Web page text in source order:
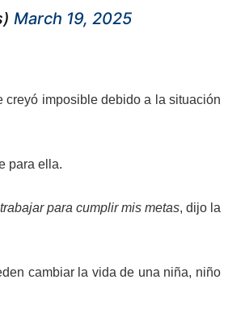
March 19, 2025
creyó imposible debido a la situación
para ella.
para cumplir mis metas, dijo la
cambiar la vida de una niña, niño